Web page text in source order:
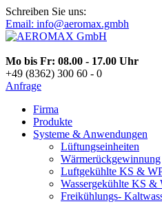
Schreiben Sie uns:
Email: info@aeromax.gmbh
Mo bis Fr: 08.00 - 17.00 Uhr
+49 (8362) 300 60 - 0
Anfrage
Firma
Produkte
Systeme & Anwendungen
Lüftungseinheiten
Wärmerückgewinnung
Luftgekühlte KS &
Wassergekühlte KS &
Freikühlungs-